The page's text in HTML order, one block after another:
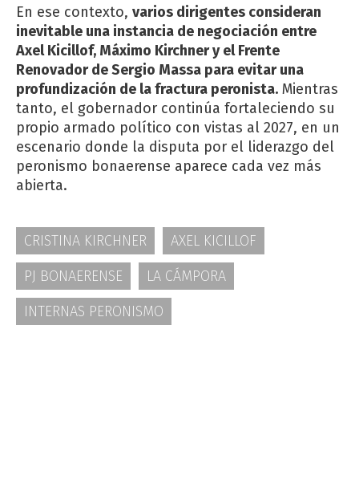
En ese contexto, varios dirigentes consideran
inevitable una instancia de negociación entre
Axel Kicillof, Máximo Kirchner y el Frente
Renovador de Sergio Massa para evitar una
profundización de la fractura peronista. Mientras
tanto, el gobernador continúa fortaleciendo su
propio armado político con vistas al 2027, en un
escenario donde la disputa por el liderazgo del
peronismo bonaerense aparece cada vez más
abierta.
CRISTINA KIRCHNER
AXEL KICILLOF
PJ BONAERENSE
LA CÁMPORA
INTERNAS PERONISMO